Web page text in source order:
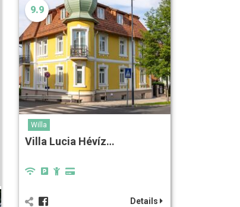
9.9
Willa
Villa Lucia Hévíz…
Details